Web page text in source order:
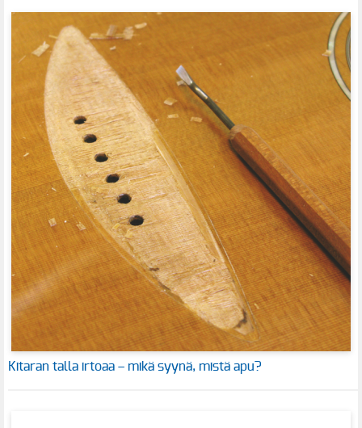
Kitaran talla irtoaa – mikä syynä, mistä apu?